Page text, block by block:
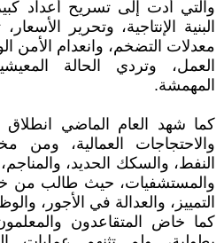
والتي أدت إلى تسريح أعداد
البنية الإنتاجية، وتحرير
معدلات التضخم، وانعدام الأمن
العمل، وتردي الحالة
المهمشة.
كما شهد العام الماضي انطلاق
والاحتجاجات العمالية، ومن
النفط، والسكك الحديد، والمناجم،
والمستشفيات، حيث طالب من
التمييز، والعدالة في الأجور،
كما خاض المتقاعدون